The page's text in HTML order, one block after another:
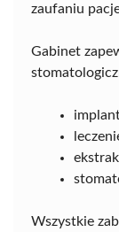
zaufaniu
Gabinet
Wszystkie